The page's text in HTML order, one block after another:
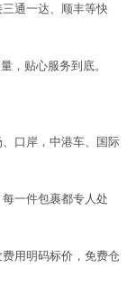
通一达、顺丰等快
，贴心服务到底。
口岸，中港车、国际
一件包裹都专人处
用明码标价，免费仓